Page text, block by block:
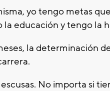
yo tengo metas
la educación y tengo la
la determinación
escusas. No importa si